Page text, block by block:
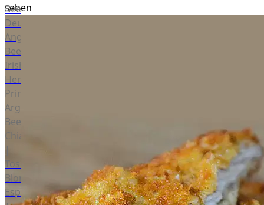
Beef
Deutsches
Angus
Beef
Irish
Hereford
Prime
Argentina
Beef
Chianina
|
Toskana
Blonda
Espanola
sehen